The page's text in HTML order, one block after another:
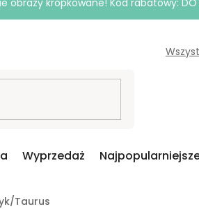
obrazy kropkowane! Kod rabatowy:
Wyprzedaż
Taurus